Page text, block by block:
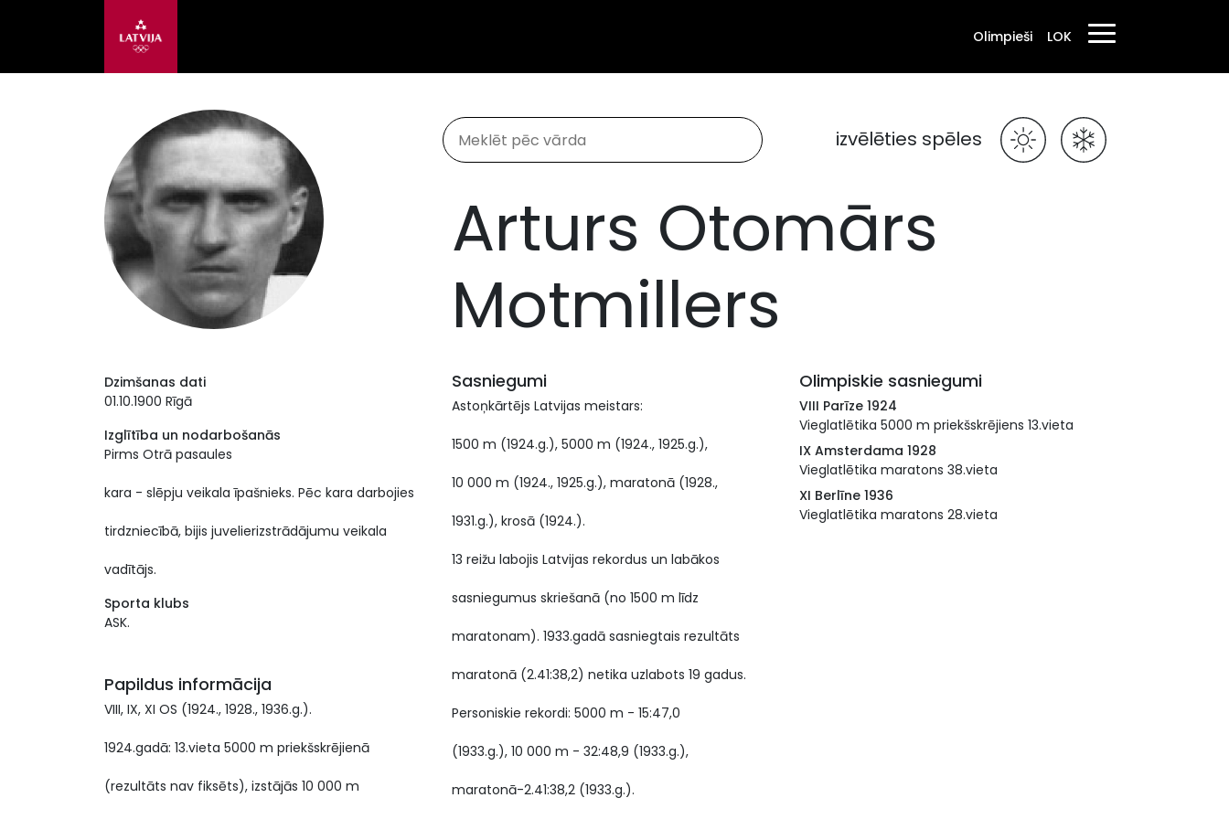
Olimpieši LOK
izvēlēties spēles
Arturs Otomārs
Motmillers
Dzimšanas dati
01.10.1900 Rīgā
Izglītība un nodarbošanās
Pirms Otrā pasaules
kara - slēpju veikala īpašnieks. Pēc kara darbojies
tirdzniecībā, bijis juvelierizstrādājumu veikala
vadītājs.
Sporta klubs
ASK.
Papildus informācija
VIII, IX, XI OS (1924., 1928., 1936.g.).
1924.gadā: 13.vieta 5000 m priekšskrējienā
(rezultāts nav fiksēts), izstājās 10 000 m
Sasniegumi
Astoņkārtējs Latvijas meistars:
1500 m (1924.g.), 5000 m (1924., 1925.g.),
10 000 m (1924., 1925.g.), maratonā (1928.,
1931.g.), krosā (1924.).
13 reižu labojis Latvijas rekordus un labākos
sasniegumus skriešanā (no 1500 m līdz
maratonam). 1933.gadā sasniegtais rezultāts
maratonā (2.41:38,2) netika uzlabots 19 gadus.
Personiskie rekordi: 5000 m - 15:47,0
(1933.g.), 10 000 m - 32:48,9 (1933.g.),
maratonā-2.41:38,2 (1933.g.).
Olimpiskie sasniegumi
VIII Parīze 1924
Vieglatlētika 5000 m priekšskrējiens 13.vieta
IX Amsterdama 1928
Vieglatlētika maratons 38.vieta
XI Berlīne 1936
Vieglatlētika maratons 28.vieta